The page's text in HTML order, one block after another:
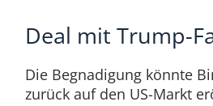
Deal mit Trump-
Die Begnadigung könnte
zurück auf den US-Markt